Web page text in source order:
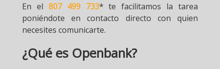
En el 807 499 733* te facilitamos la tarea
poniéndote en contacto directo con quien
necesites comunicarte.
¿Qué es Openbank?